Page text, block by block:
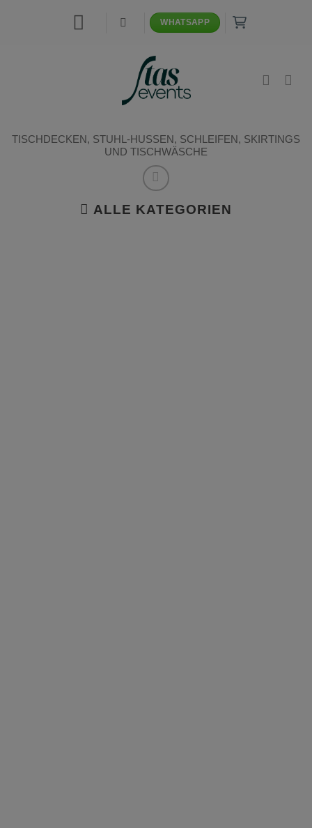
WHATSAPP
TISCHDECKEN, STUHL-HUSSEN, SCHLEIFEN, SKIRTINGS
UND TISCHWÄSCHE
ALLE KATEGORIEN